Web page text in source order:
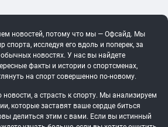
новостей, потому что мы — Офсайд. Мы
спорта, исследуя его вдоль и поперек, за
новостях. У нас вы найдете
факты и истории о спортсменах,
на спорт совершенно по-новому.
а страсть к спорту. Мы анализируем
которые заставят ваше сердце биться
делиться этим с вами. Если вы истинный